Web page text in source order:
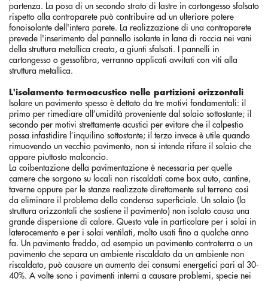
partenza. La posa di un secondo strato di lastre in cartongesso sfalsato
rispetto alla controparete può contribuire ad un ulteriore potere
fonoisolante dell'intera parete. La realizzazione di una controparete
prevede l'inserimento del pannello isolante in lana di roccia nei vani
della struttura metallica creata, a giunti sfalsati. I pannelli in
cartongesso o gessofibra, verranno applicati avvitati con viti alla
struttura metallica.
L'isolamento termoacustico nelle partizioni orizzontali
Isolare un pavimento spesso è dettato da tre motivi fondamentali: il
primo per rimediare all’umidità proveniente dal solaio sottostante; il
secondo per motivi strettamente acustici per evitare che il calpestio
possa infastidire l’inquilino sottostante; il terzo invece è utile quando
rimuovendo un vecchio pavimento, non si intende rifare il solaio che
appare piuttosto malconcio.
La coibentazione della pavimentazione è necessaria per quelle
camere che sorgono su locali non riscaldati come box auto, cantine,
taverne oppure per le stanze realizzate direttamente sul terreno così
da eliminare il problema della condensa superficiale. Un solaio (la
struttura orizzontali che sostiene il pavimento) non isolato causa una
grande dispersione di calore. Questo vale in particolare per i solai in
laterocemento e per i solai ventilati, molto usati fino a qualche anno
fa. Un pavimento freddo, ad esempio un pavimento controterra o un
pavimento che separa un ambiente riscaldato da un ambiente non
riscaldato, può causare un aumento dei consumi energetici pari al 30-
40%. A volte sono i pavimenti interni a causare problemi, specie nei